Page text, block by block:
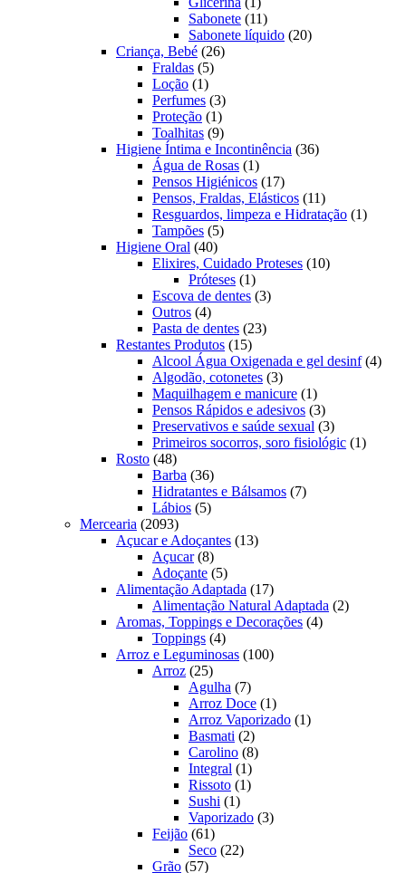
produto
Sabonete 1111
produtos
Sabonete líquido 2020
Criança, Bebé 2626
Fraldas 55
Loção 11
produto
Perfumes 33
produtos
Proteção 11
produto
Toalhitas 99
produtos
Higiene Íntima e Incontinência 3636
Água de Rosas 11
produto
Pensos Higiénicos 1717
produtos
Pensos, Fraldas, Elásticos 1111
produtos
Resguardos, limpeza e Hidratação 11
Tampões 55
Higiene Oral 4040
produtos
Elixires, Cuidado Proteses 1010
Próteses 11
produto
Escova de dentes 33
Outros 44
produtos
Pasta de dentes 2323
Restantes Produtos 1515
produtos
Alcool Água Oxigenada e gel desinf 44
Algodão, cotonetes 33
produtos
Maquilhagem e manicure 11
produto
Pensos Rápidos e adesivos 33
produtos
Preservativos e saúde sexual 33
produtos
Primeiros socorros, soro fisiológic 11
Rosto 4848
produtos
Barba 3636
produtos
Hidratantes e Bálsamos 77
Lábios 55
Mercearia 20932093
produtos
Açucar e Adoçantes 1313
Açucar 88
produtos
Adoçante 55
produtos
Alimentação Adaptada 1717
produtos
Alimentação Natural Adaptada 22
Aromas, Toppings e Decorações 44
Toppings 44
produtos
Arroz e Leguminosas 100100
Arroz 2525
produtos
Agulha 77
produtos
Arroz Doce 11
produto
Arroz Vaporizado 11
Basmati 22
produtos
Carolino 88
Integral 11
produto
Rissoto 11
Sushi 11
produto
Vaporizado 33
Feijão 6161
produtos
Seco 2222
Grão 5757